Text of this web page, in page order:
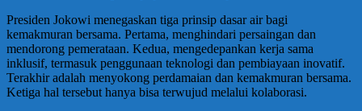
Presiden Jokowi menegaskan tiga prinsip dasar air bagi
kemakmuran bersama. Pertama, menghindari persaingan dan
mendorong pemerataan. Kedua, mengedepankan kerja sama
inklusif, termasuk penggunaan teknologi dan pembiayaan inovatif.
Terakhir adalah menyokong perdamaian dan kemakmuran bersama.
Ketiga hal tersebut hanya bisa terwujud melalui kolaborasi.